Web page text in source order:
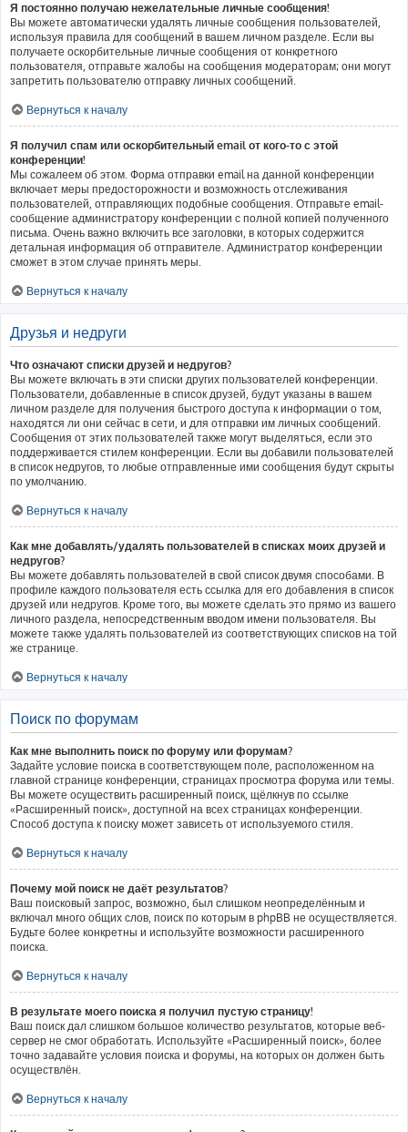
Я постоянно получаю нежелательные личные сообщения!
Вы можете автоматически удалять личные сообщения пользователей,
используя правила для сообщений в вашем личном разделе. Если вы
получаете оскорбительные личные сообщения от конкретного
пользователя, отправьте жалобы на сообщения модераторам; они могут
запретить пользователю отправку личных сообщений.
Вернуться к началу
Я получил спам или оскорбительный email от кого-то с этой
конференции!
Мы сожалеем об этом. Форма отправки email на данной конференции
включает меры предосторожности и возможность отслеживания
пользователей, отправляющих подобные сообщения. Отправьте email-
сообщение администратору конференции с полной копией полученного
письма. Очень важно включить все заголовки, в которых содержится
детальная информация об отправителе. Администратор конференции
сможет в этом случае принять меры.
Вернуться к началу
Друзья и недруги
Что означают списки друзей и недругов?
Вы можете включать в эти списки других пользователей конференции.
Пользователи, добавленные в список друзей, будут указаны в вашем
личном разделе для получения быстрого доступа к информации о том,
находятся ли они сейчас в сети, и для отправки им личных сообщений.
Сообщения от этих пользователей также могут выделяться, если это
поддерживается стилем конференции. Если вы добавили пользователей
в список недругов, то любые отправленные ими сообщения будут скрыты
по умолчанию.
Вернуться к началу
Как мне добавлять/удалять пользователей в списках моих друзей и
недругов?
Вы можете добавлять пользователей в свой список двумя способами. В
профиле каждого пользователя есть ссылка для его добавления в список
друзей или недругов. Кроме того, вы можете сделать это прямо из вашего
личного раздела, непосредственным вводом имени пользователя. Вы
можете также удалять пользователей из соответствующих списков на той
же странице.
Вернуться к началу
Поиск по форумам
Как мне выполнить поиск по форуму или форумам?
Задайте условие поиска в соответствующем поле, расположенном на
главной странице конференции, страницах просмотра форума или темы.
Вы можете осуществить расширенный поиск, щёлкнув по ссылке
«Расширенный поиск», доступной на всех страницах конференции.
Способ доступа к поиску может зависеть от используемого стиля.
Вернуться к началу
Почему мой поиск не даёт результатов?
Ваш поисковый запрос, возможно, был слишком неопределённым и
включал много общих слов, поиск по которым в phpBB не осуществляется.
Будьте более конкретны и используйте возможности расширенного
поиска.
Вернуться к началу
В результате моего поиска я получил пустую страницу!
Ваш поиск дал слишком большое количество результатов, которые веб-
сервер не смог обработать. Используйте «Расширенный поиск», более
точно задавайте условия поиска и форумы, на которых он должен быть
осуществлён.
Вернуться к началу